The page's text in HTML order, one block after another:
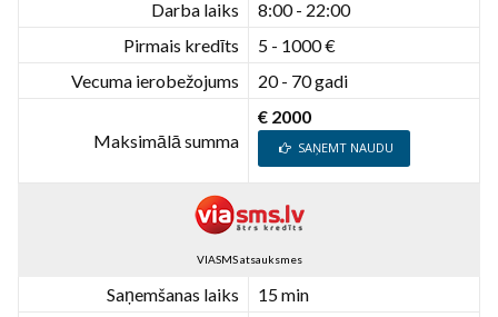
Darba laiks
8:00 - 22:00
Pirmais kredīts
5 - 1000 €
Vecuma ierobežojums
20 - 70 gadi
Maksimālā summa
€ 2000
SAŅEMT NAUDU
VIASMS atsauksmes
Saņemšanas laiks
15 min